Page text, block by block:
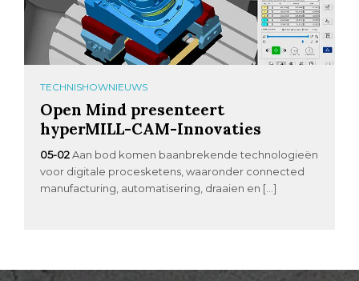
TECHNISHOWNIEUWS
Open Mind presenteert
hyperMILL-CAM-Innovaties
05-02 Aan bod komen baanbrekende technologieën
voor digitale procesketens, waaronder connected
manufacturing, automatisering, draaien en […]